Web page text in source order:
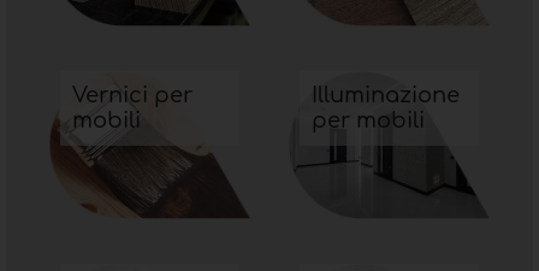
Vernici per
mobili
Illuminazione
per mobili